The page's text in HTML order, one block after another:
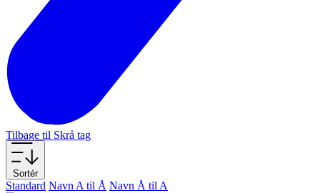
Tilbage til Skrå tag
Sortér
Standard Navn A til Å Navn Å til A